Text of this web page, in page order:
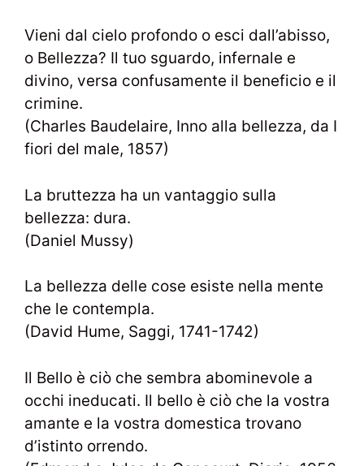
Vieni dal cielo profondo o esci dall’abisso,
o Bellezza? Il tuo sguardo, infernale e
divino, versa confusamente il beneficio e il
crimine.
(Charles Baudelaire, Inno alla bellezza, da I
fiori del male, 1857)
La bruttezza ha un vantaggio sulla
bellezza: dura.
(Daniel Mussy)
La bellezza delle cose esiste nella mente
che le contempla.
(David Hume, Saggi, 1741-1742)
Il Bello è ciò che sembra abominevole a
occhi ineducati. Il bello è ciò che la vostra
amante e la vostra domestica trovano
d’istinto orrendo.